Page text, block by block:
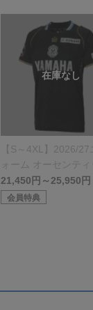
【S～4XL】2026/27
ォーム オーセンティ
デル:GK
21,450円～25,950円
会員特典